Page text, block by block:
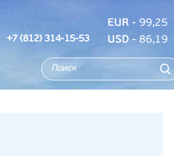
+7 (812) 314-15-53
EUR - 99,25
USD - 86,19